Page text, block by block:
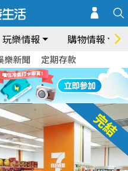
玩樂情報 購物情報
樂新聞 定期存款